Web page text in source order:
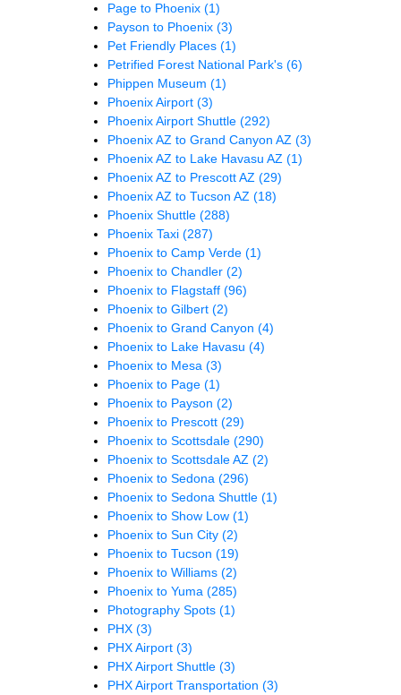
Page to Phoenix (1)
Payson to Phoenix (3)
Pet Friendly Places (1)
Petrified Forest National Park's (6)
Phippen Museum (1)
Phoenix Airport (3)
Phoenix Airport Shuttle (292)
Phoenix AZ to Grand Canyon AZ (3)
Phoenix AZ to Lake Havasu AZ (1)
Phoenix AZ to Prescott AZ (29)
Phoenix AZ to Tucson AZ (18)
Phoenix Shuttle (288)
Phoenix Taxi (287)
Phoenix to Camp Verde (1)
Phoenix to Chandler (2)
Phoenix to Flagstaff (96)
Phoenix to Gilbert (2)
Phoenix to Grand Canyon (4)
Phoenix to Lake Havasu (4)
Phoenix to Mesa (3)
Phoenix to Page (1)
Phoenix to Payson (2)
Phoenix to Prescott (29)
Phoenix to Scottsdale (290)
Phoenix to Scottsdale AZ (2)
Phoenix to Sedona (296)
Phoenix to Sedona Shuttle (1)
Phoenix to Show Low (1)
Phoenix to Sun City (2)
Phoenix to Tucson (19)
Phoenix to Williams (2)
Phoenix to Yuma (285)
Photography Spots (1)
PHX (3)
PHX Airport (3)
PHX Airport Shuttle (3)
PHX Airport Transportation (3)